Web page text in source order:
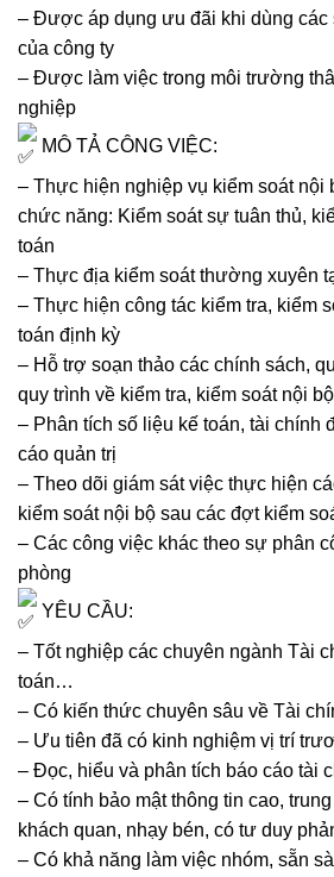
– Được áp dụng ưu đãi khi dùng các
của công ty
– Được làm việc trong môi trường
nghiệp
MÔ TẢ CÔNG VIỆC:
– Thực hiện nghiệp vụ kiểm soát nội
chức năng: Kiểm soát sự tuân thủ,
toán
– Thực địa kiểm soát thường xuyên
– Thực hiện công tác kiểm tra, kiểm
toán định kỳ
– Hỗ trợ soạn thảo các chính sách,
quy trình về kiểm tra, kiểm soát nội
– Phân tích số liệu kế toán, tài chính
cáo quản trị
– Theo dõi giám sát việc thực hiện
kiểm soát nội bộ sau các đợt kiểm
– Các công việc khác theo sự phân
phòng
YÊU CẦU:
– Tốt nghiệp các chuyên ngành Tài
toán…
– Có kiến thức chuyên sâu về Tài
– Ưu tiên đã có kinh nghiệm vị trí
– Đọc, hiểu và phân tích báo cáo tài
– Có tính bảo mật thông tin cao,
khách quan, nhạy bén, có tư duy
– Có khả năng làm việc nhóm, sẵn